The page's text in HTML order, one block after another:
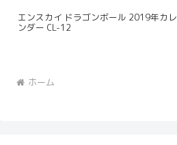
エンスカイ ドラゴンボール 2019年カレ
ンダー CL-12
ホーム